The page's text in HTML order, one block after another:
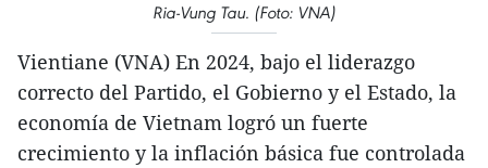
Ria-Vung Tau. (Foto: VNA)
Vientiane (VNA) En 2024, bajo el liderazgo
correcto del Partido, el Gobierno y el Estado, la
economía de Vietnam logró un fuerte
crecimiento y la inflación básica fue controlada